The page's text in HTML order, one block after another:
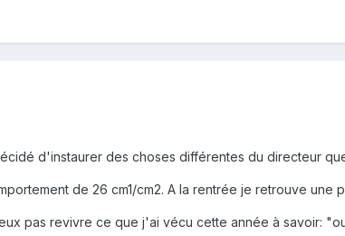
d'instaurer des choses différentes du directeur
de 26 cm1/cm2. A la rentrée je retrouve une
pas revivre ce que j'ai vécu cette année à savoir: